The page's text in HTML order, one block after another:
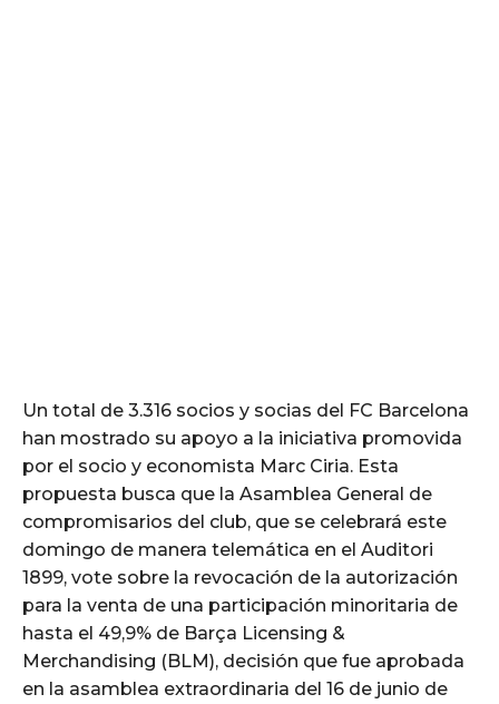
Un total de 3.316 socios y socias del FC Barcelona
han mostrado su apoyo a la iniciativa promovida
por el socio y economista Marc Ciria. Esta
propuesta busca que la Asamblea General de
compromisarios del club, que se celebrará este
domingo de manera telemática en el Auditori
1899, vote sobre la revocación de la autorización
para la venta de una participación minoritaria de
hasta el 49,9% de Barça Licensing &
Merchandising (BLM), decisión que fue aprobada
en la asamblea extraordinaria del 16 de junio de